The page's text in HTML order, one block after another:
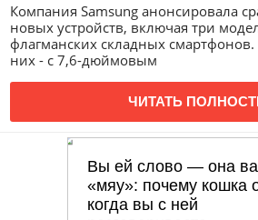
Компания Samsung анонсировала
новых устройств, включая три
флагманских складных
них - с 7,6-дюймовым
ЧИТАТЬ